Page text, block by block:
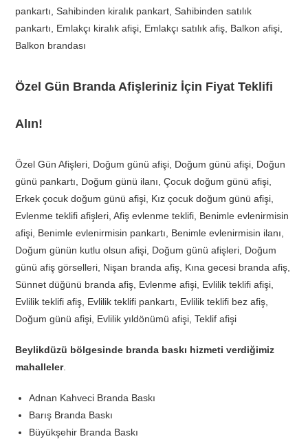
pankartı, Sahibinden kiralık pankart, Sahibinden satılık
pankartı, Emlakçı kiralık afişi, Emlakçı satılık afiş, Balkon afişi,
Balkon brandası
Özel Gün Branda Afişleriniz İçin Fiyat Teklifi
Alın!
Özel Gün Afişleri, Doğum günü afişi, Doğum günü afişi, Doğun
günü pankartı, Doğum günü ilanı, Çocuk doğum günü afişi,
Erkek çocuk doğum günü afişi, Kız çocuk doğum günü afişi,
Evlenme teklifi afişleri, Afiş evlenme teklifi, Benimle evlenirmisin
afişi, Benimle evlenirmisin pankartı, Benimle evlenirmisin ilanı,
Doğum günün kutlu olsun afişi, Doğum günü afişleri, Doğum
günü afiş görselleri, Nişan branda afiş, Kına gecesi branda afiş,
Sünnet düğünü branda afiş, Evlenme afişi, Evlilik teklifi afişi,
Evlilik teklifi afiş, Evlilik teklifi pankartı, Evlilik teklifi bez afiş,
Doğum günü afişi, Evlilik yıldönümü afişi, Teklif afişi
Beylikdüzü bölgesinde branda baskı hizmeti verdiğimiz
mahalleler.
Adnan Kahveci Branda Baskı
Barış Branda Baskı
Büyükşehir Branda Baskı